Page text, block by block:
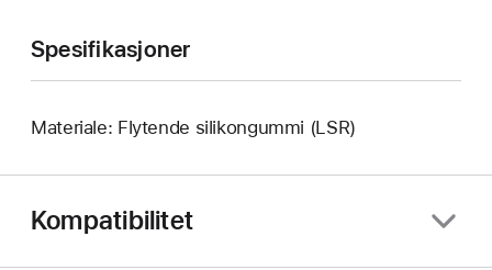
Spesifikasjoner
Materiale: Flytende silikongummi (LSR)
Kompatibilitet